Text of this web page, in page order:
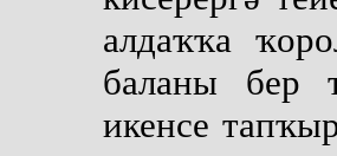
алдаҡҡа
баланы бер
икенсе